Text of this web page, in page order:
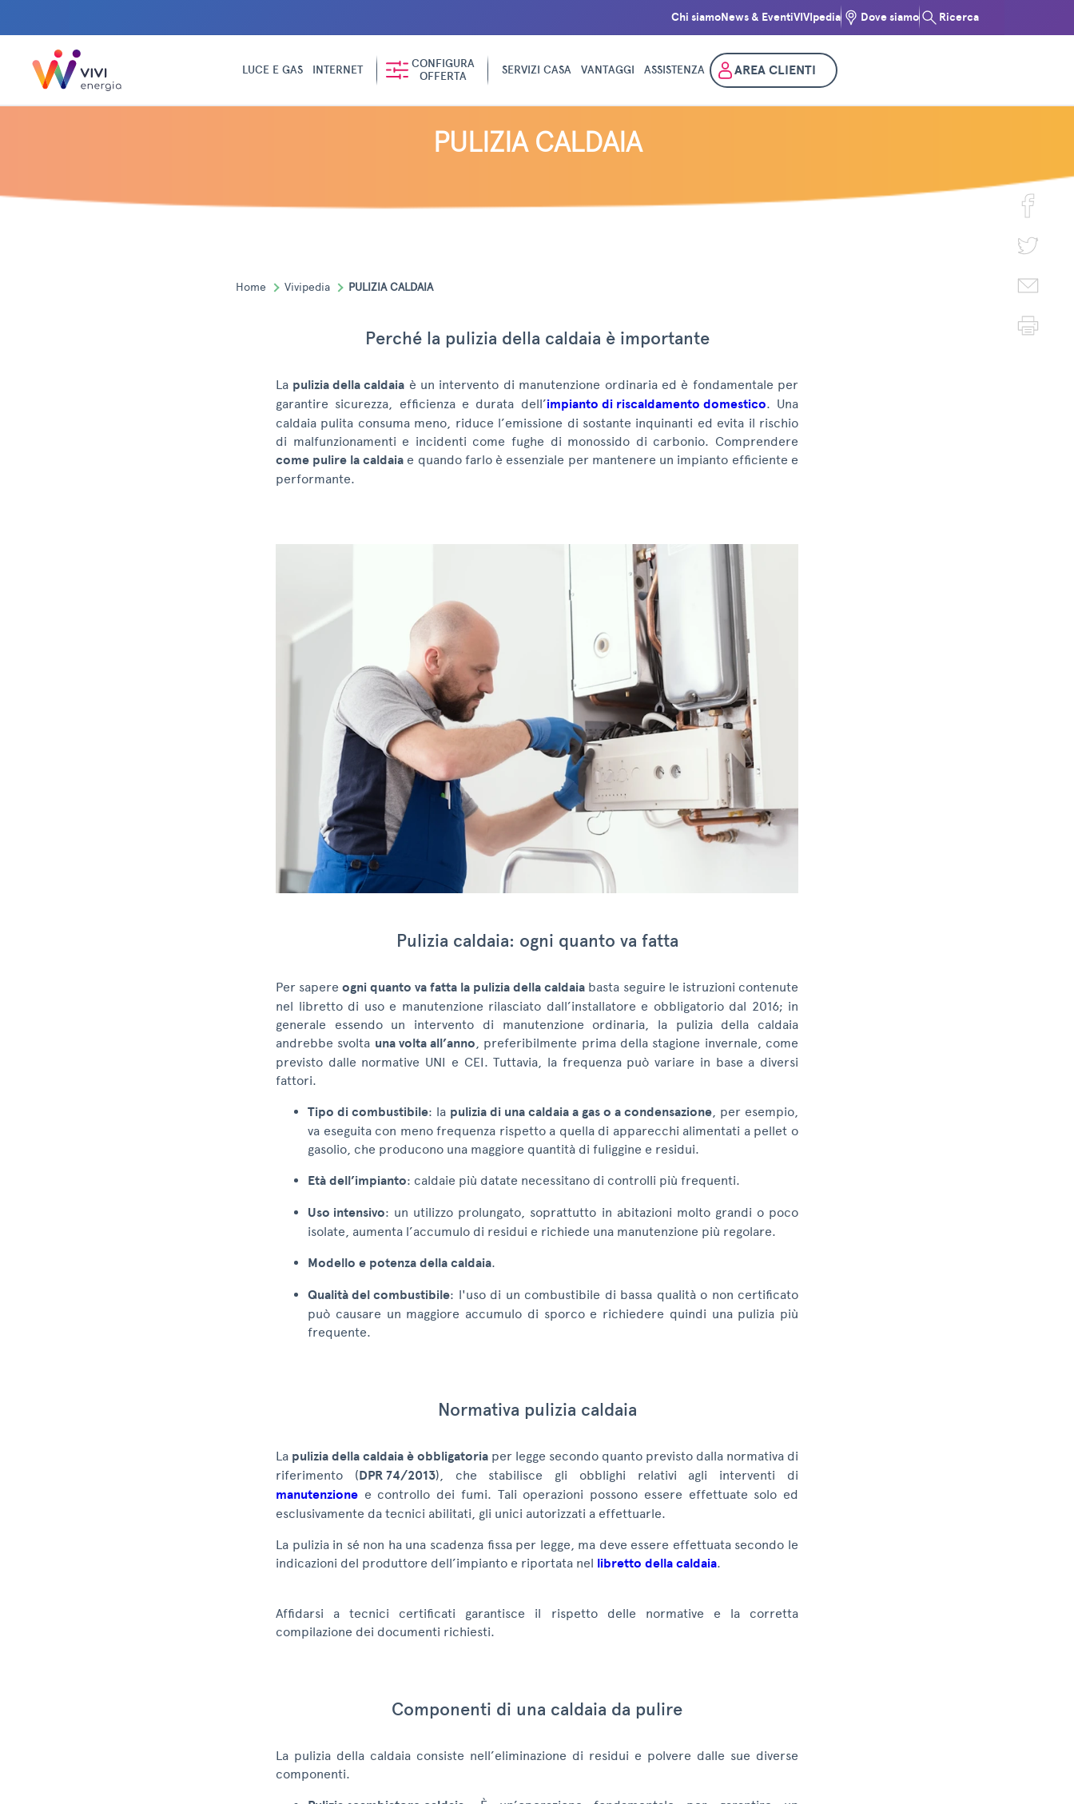
Chi siamoNews & EventiVIVIpedia Dove siamo Ricerca
LUCE E GAS INTERNET
CONFIGURA
OFFERTA
SERVIZI CASA VANTAGGI ASSISTENZA AREA CLIENTI
PULIZIA CALDAIA
Home Vivipedia PULIZIA CALDAIA
Perché la pulizia della caldaia è importante
La pulizia della caldaia è un intervento di manutenzione ordinaria ed è fondamentale per
garantire sicurezza, efficienza e durata dell’impianto di riscaldamento domestico. Una
caldaia pulita consuma meno, riduce l’emissione di sostante inquinanti ed evita il rischio
di malfunzionamenti e incidenti come fughe di monossido di carbonio. Comprendere
come pulire la caldaia e quando farlo è essenziale per mantenere un impianto efficiente e
performante.
Pulizia caldaia: ogni quanto va fatta
Per sapereogni quanto va fatta la pulizia della caldaia basta seguire le istruzioni contenute
nel libretto di uso e manutenzione rilasciato dall’installatore e obbligatorio dal 2016; in
generale essendo un intervento di manutenzione ordinaria, la pulizia della caldaia
andrebbe svolta una volta all’anno , preferibilmente prima della stagione invernale, come
previsto dalle normative UNI e CEI. Tuttavia, la frequenza può variare in base a diversi
fattori.
Tipo di combustibile: la pulizia di una caldaia a gas o a condensazione , per esempio,
va eseguita con meno frequenza rispetto a quella di apparecchi alimentati a pellet o
gasolio, che producono una maggiore quantità di fuliggine e residui.
Età dell’impianto: caldaie più datate necessitano di controlli più frequenti.
Uso intensivo: un utilizzo prolungato, soprattutto in abitazioni molto grandi o poco
isolate, aumenta l’accumulo di residui e richiede una manutenzione più regolare.
Modello e potenza della caldaia.
Qualità del combustibile: l'uso di un combustibile di bassa qualità o non certificato
può causare un maggiore accumulo di sporco e richiedere quindi una pulizia più
frequente.
Normativa pulizia caldaia
La pulizia della caldaia è obbligatoria per legge secondo quanto previsto dalla normativa di
riferimento (DPR 74/2013), che stabilisce gli obblighi relativi agli interventi di
manutenzione e controllo dei fumi. Tali operazioni possono essere effettuate solo ed
esclusivamente da tecnici abilitati, gli unici autorizzati a effettuarle.
La pulizia in sé non ha una scadenza fissa per legge, ma deve essere effettuata secondo le
indicazioni del produttore dell’impianto e riportata nel libretto della caldaia.
Affidarsi a tecnici certificati garantisce il rispetto delle normative e la corretta
compilazione dei documenti richiesti.
Componenti di una caldaia da pulire
La pulizia della caldaia consiste nell’eliminazione di residui e polvere dalle sue diverse
componenti.